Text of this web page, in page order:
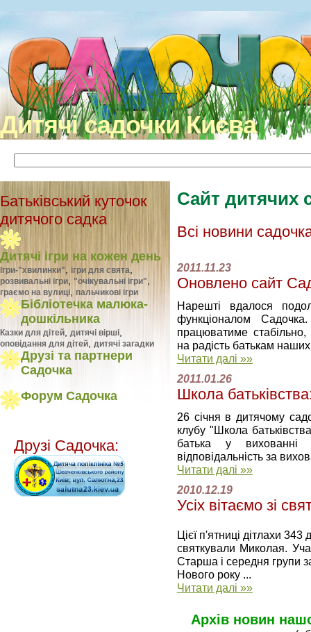
Дитячі садочки Києва
Батьківський куточок
дитячого садка
Дитячі ігри на кожен день
Ігри-"хвилинки" ігри для свята
розвивальні ігри "очікувальні ігри"
граємо на вулиці пальчикові ігри
Бібліотечка малюка-
дошкільника
Казки для дітей дитячі вірші
оповідання для дітей дитячі загадки
Друзі та партнери
Садочка
Форум Садочка
Друзі Садочка:
Сайт дитячих
Всі новини
2011.11.23
Оновлено сайт
Нарештi вдалося
функцiоналом
працюватиме стабiльно,
на радiсть батькам
Читати далі »»
2011.01.26
Школа
26 січня в дитячому
клубу "Школа
батька у вихованні
відповідальність за
Читати далі »»
2010.12.19
Усіх вітаємо зі
Цієї п'ятниці дітлахи
святкували Миколая.
Старша і середня групи
Нового року ...
Читати далі »»
Архів новин